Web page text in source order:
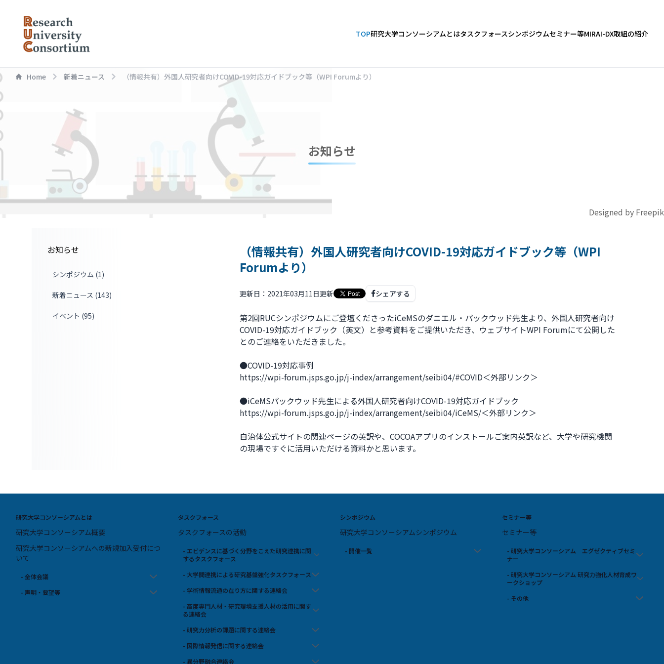
TOP研究大学コンソーシアムとはタスクフォースシンポジウムセミナー等MIRAI-DX取組の紹介
Home 新着ニュース （情報共有）外国人研究者向けCOVID-19対応ガイドブック等（WPI Forumより）
お知らせ
Designed by Freepik
お知らせ
シンポジウム (1)
新着ニュース (143)
イベント (95)
（情報共有）外国人研究者向けCOVID-19対応ガイドブック等（WPI
Forumより）
更新日：2021年03月11日更新 シェアする
第2回RUCシンポジウムにご登壇くださったiCeMSのダニエル・パックウッド先生より、外国人研究者向け
COVID-19対応ガイドブック（英文）と参考資料をご提供いただき、ウェブサイトWPI Forumにて公開した
とのご連絡をいただきました。
●COVID-19対応事例
https://wpi-forum.jsps.go.jp/j-index/arrangement/seibi04/#COVID＜外部リンク＞
●iCeMSパックウッド先生による外国人研究者向けCOVID-19対応ガイドブック
https://wpi-forum.jsps.go.jp/j-index/arrangement/seibi04/iCeMS/＜外部リンク＞
自治体公式サイトの関連ページの英訳や、COCOAアプリのインストールご案内英訳など、大学や研究機関
の現場ですぐに活用いただける資料かと思います。
研究大学コンソーシアムとは
研究大学コンソーシアム概要
研究大学コンソーシアムへの新規加入受付につ
いて
- 全体会議
- 声明・要望等
タスクフォース
タスクフォースの活動
- エビデンスに基づく分野をこえた研究連携に関
するタスクフォース
- 大学間連携による研究基盤強化タスクフォース
- 学術情報流通の在り方に関する連絡会
- 高度専門人材・研究環境支援人材の活用に関す
る連絡会
- 研究力分析の課題に関する連絡会
- 国際情報発信に関する連絡会
- 異分野融合連絡会
シンポジウム
研究大学コンソーシアムシンポジウム
- 開催一覧
セミナー等
セミナー等
- 研究大学コンソーシアム エグゼクティブセミ
ナー
- 研究大学コンソーシアム 研究力強化人材育成ワ
ークショップ
- その他